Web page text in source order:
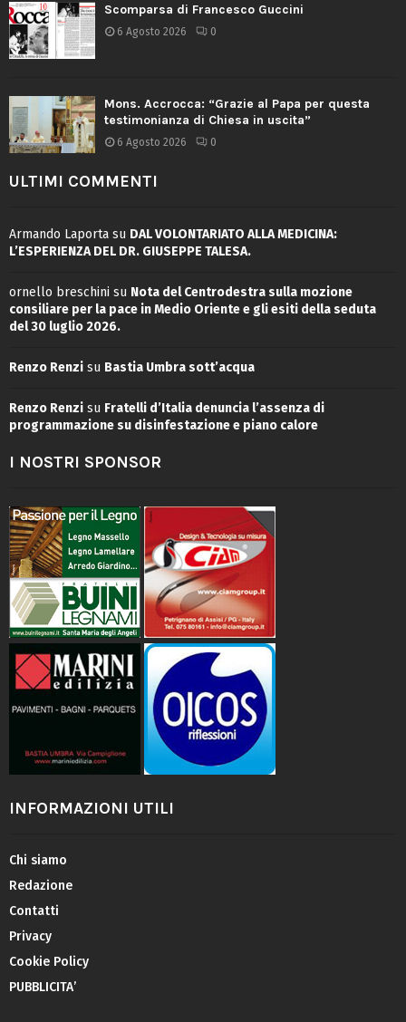
Scomparsa di Francesco Guccini
6 Agosto 2026 0
Mons. Accrocca: “Grazie al Papa per questa
testimonianza di Chiesa in uscita”
6 Agosto 2026 0
ULTIMI COMMENTI
Armando Laporta su DAL VOLONTARIATO ALLA MEDICINA:
L’ESPERIENZA DEL DR. GIUSEPPE TALESA.
ornello breschini su Nota del Centrodestra sulla mozione
consiliare per la pace in Medio Oriente e gli esiti della seduta
del 30 luglio 2026.
Renzo Renzi su Bastia Umbra sott’acqua
Renzo Renzi su Fratelli d’Italia denuncia l’assenza di
programmazione su disinfestazione e piano calore
I NOSTRI SPONSOR
INFORMAZIONI UTILI
Chi siamo
Redazione
Contatti
Privacy
Cookie Policy
PUBBLICITA’